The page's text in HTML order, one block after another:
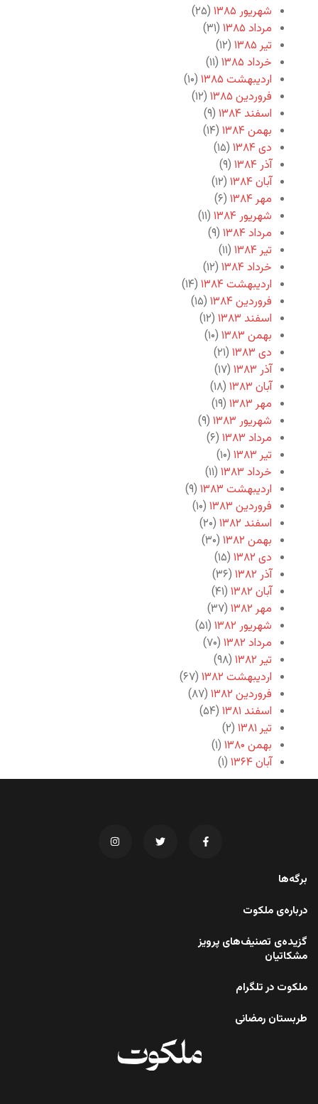
شهریور ۱۳۸۵
(۲۵)
مرداد ۱۳۸۵
(۳۱)
تیر ۱۳۸۵
(۱۲)
خرداد ۱۳۸۵
(۱۱)
اردیبهشت ۱۳۸۵
(۱۰)
فروردین ۱۳۸۵
(۱۲)
اسفند ۱۳۸۴
(۹)
بهمن ۱۳۸۴
(۱۴)
دی ۱۳۸۴
(۱۵)
آذر ۱۳۸۴
(۹)
آبان ۱۳۸۴
(۱۲)
مهر ۱۳۸۴
(۶)
شهریور ۱۳۸۴
(۱۱)
مرداد ۱۳۸۴
(۹)
تیر ۱۳۸۴
(۱۱)
خرداد ۱۳۸۴
(۱۲)
اردیبهشت ۱۳۸۴
(۱۴)
فروردین ۱۳۸۴
(۱۵)
اسفند ۱۳۸۳
(۱۲)
بهمن ۱۳۸۳
(۱۰)
دی ۱۳۸۳
(۲۱)
آذر ۱۳۸۳
(۱۷)
آبان ۱۳۸۳
(۱۸)
مهر ۱۳۸۳
(۱۹)
شهریور ۱۳۸۳
(۹)
مرداد ۱۳۸۳
(۶)
تیر ۱۳۸۳
(۱۰)
خرداد ۱۳۸۳
(۱۱)
اردیبهشت ۱۳۸۳
(۹)
فروردین ۱۳۸۳
(۱۰)
اسفند ۱۳۸۲
(۲۰)
بهمن ۱۳۸۲
(۳۰)
دی ۱۳۸۲
(۱۵)
آذر ۱۳۸۲
(۳۶)
آبان ۱۳۸۲
(۴۱)
مهر ۱۳۸۲
(۳۷)
شهریور ۱۳۸۲
(۵۱)
مرداد ۱۳۸۲
(۷۰)
تیر ۱۳۸۲
(۹۸)
اردیبهشت ۱۳۸۲
(۶۷)
فروردین ۱۳۸۲
(۸۷)
اسفند ۱۳۸۱
(۵۴)
تیر ۱۳۸۱
(۲)
بهمن ۱۳۸۰
(۱)
آبان ۱۳۶۴
(۱)
برگه‌ها
درباره‌ی ملکوت
گزیده‌ی تصنیف‌های پرویز
مشکاتیان
ملکوت در تلگرام
طربستان رمضانی